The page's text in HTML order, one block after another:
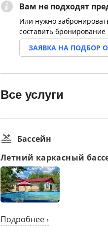
Вам не подходят
Или нужно
составить
ЗАЯВКА НА ПОДБОР
Все услуги
Бассейн
Летний каркасный
Подробнее ›